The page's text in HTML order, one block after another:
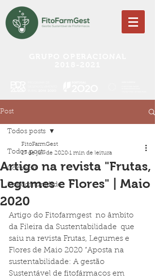
Post
Todos posts
Começar
Sua comunidade
Todos posts
Artigo na revista "Frutas,
Legumes e Flores" | Maio
2020
FitoFarmGest
17 de jul. de 2020 1 min de leitura
Artigo do Fitofarmgest  no âmbito
da Fileira da Sustentabilidade  que
saiu na revista Frutas, Legumes e
Flores de Maio 2020 “Aposta na
sustentabilidade: A gestão
Sustentável de fitofármacos em